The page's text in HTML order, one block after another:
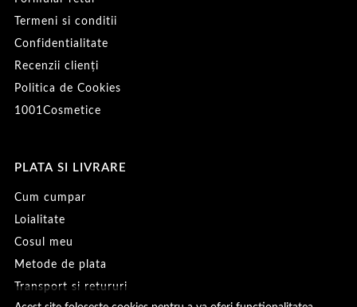
Termeni si conditii
Confidentialitate
Recenzii clienți
Politica de Cookies
1001Cosmetice
PLATA SI LIVRARE
Cum cumpar
Loialitate
Cosul meu
Metode de plata
Transport si retururi